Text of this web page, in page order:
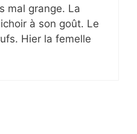
mal grange. La
à son goût. Le
Hier la femelle